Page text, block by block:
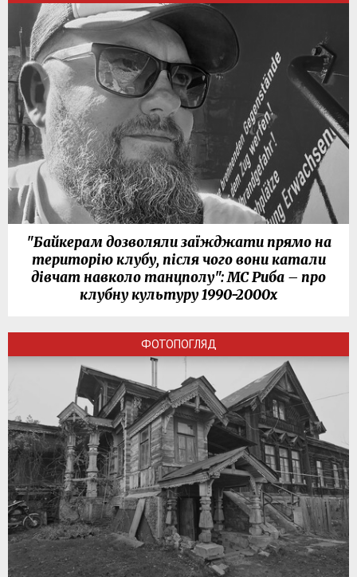
"Байкерам дозволяли заїжджати прямо на
територію клубу, після чого вони катали
дівчат навколо танцполу": МС Риба – про
клубну культуру 1990-2000х
ФОТОПОГЛЯД